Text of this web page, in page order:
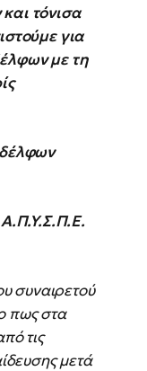
τόνισα
για
με τη
συναιρετού
πως στα
τις
μετά